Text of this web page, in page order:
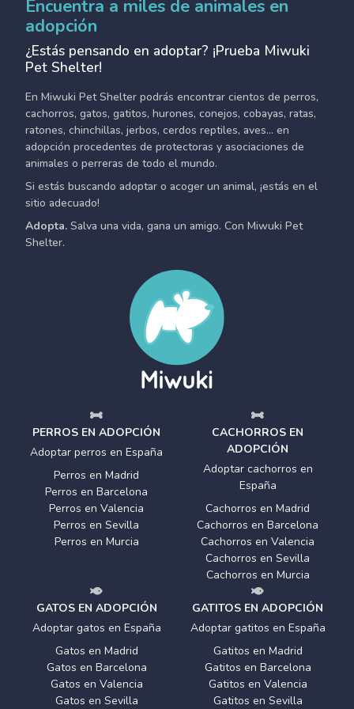
Encuentra a miles de animales en
adopción
¿Estás pensando en adoptar? ¡Prueba Miwuki
Pet Shelter!
En Miwuki Pet Shelter podrás encontrar cientos de perros,
cachorros, gatos, gatitos, hurones, conejos, cobayas, ratas,
ratones, chinchillas, jerbos, cerdos reptiles, aves... en
adopción procedentes de protectoras y asociaciones de
animales o perreras de todo el mundo.
Si estás buscando adoptar o acoger un animal, ¡estás en el
sitio adecuado!
Adopta. Salva una vida, gana un amigo. Con Miwuki Pet
Shelter.
PERROS EN ADOPCIÓN
Adoptar perros en España
Perros en Madrid
Perros en Barcelona
Perros en Valencia
Perros en Sevilla
Perros en Murcia
CACHORROS EN
ADOPCIÓN
Adoptar cachorros en
España
Cachorros en Madrid
Cachorros en Barcelona
Cachorros en Valencia
Cachorros en Sevilla
Cachorros en Murcia
GATOS EN ADOPCIÓN
Adoptar gatos en España
Gatos en Madrid
Gatos en Barcelona
Gatos en Valencia
Gatos en Sevilla
GATITOS EN ADOPCIÓN
Adoptar gatitos en España
Gatitos en Madrid
Gatitos en Barcelona
Gatitos en Valencia
Gatitos en Sevilla